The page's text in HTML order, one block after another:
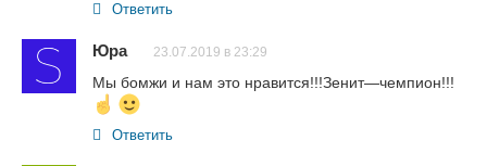
Ответить
Юра 23.07.2019 в 23:29
Мы бомжи и нам это нравится!!!Зенит—чемпион!!!
Ответить